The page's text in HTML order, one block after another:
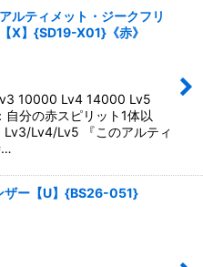
ルティメット・ジークフリ
X】{SD19-X01}《赤》
10000 Lv4 14000 Lv5
分の赤スピリット1体以
Lv3/Lv4/Lv5 『このアルティ
…
ザー【U】{BS26-051}